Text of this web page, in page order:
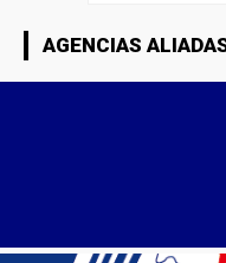
AGENCIAS